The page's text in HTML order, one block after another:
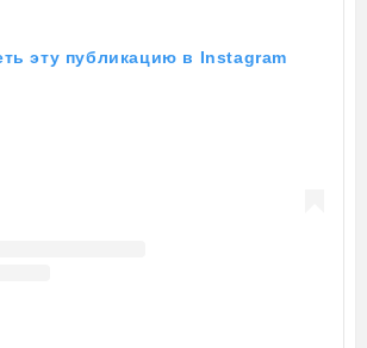
эту публикацию в Instagram